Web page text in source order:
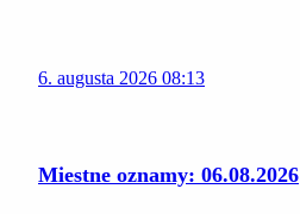
6. augusta 2026 08:13
Miestne oznamy: 06.08.2026